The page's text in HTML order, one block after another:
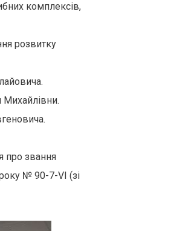
комплексів,
розвитку
про звання
№ 90-7-VI (зі